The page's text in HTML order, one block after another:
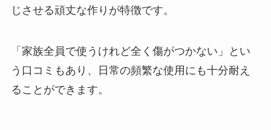
じさせる頑丈な作りが特徴です。
「家族全員で使うけれど全く傷がつかない」とい
う口コミもあり、日常の頻繁な使用にも十分耐え
ることができます。